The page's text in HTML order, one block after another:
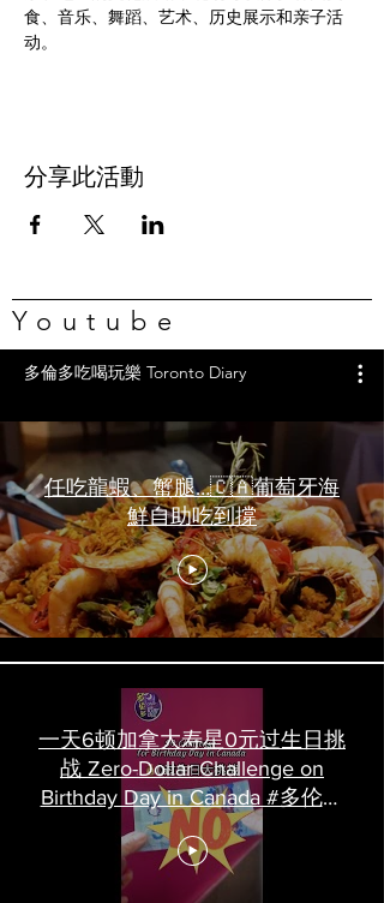
食、音乐、舞蹈、艺术、历史展示和亲子活
动。
分享此活動
Youtube
多倫多吃喝玩樂 Toronto Diary
任吃龍蝦、蟹腿…🇨🇦葡萄牙海
鮮自助吃到撐
一天6顿加拿大寿星0元过生日挑
战 Zero-Dollar Challenge on
Birthday Day in Canada #多伦多
吃喝玩乐 #多伦多美食
#torontofood